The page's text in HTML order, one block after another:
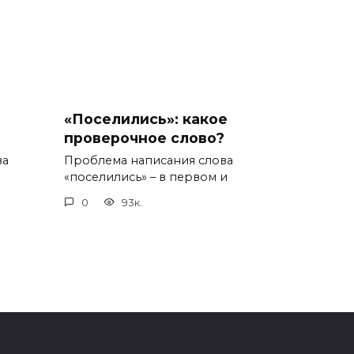
«Поселились»: какое
проверочное слово?
Проблема написания слова
«поселились» – в первом и
0 93к.